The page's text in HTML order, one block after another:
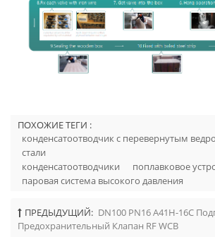
ПОХОЖИЕ ТЕГИ :
конденсатоотводчик с перевернутым
стали
конденсатоотводчики
поплавковое
паровая система высокого давления
ПРЕДЫДУЩИЙ: DN100 PN16 A41H-16C
Предохранительный Клапан RF WCB